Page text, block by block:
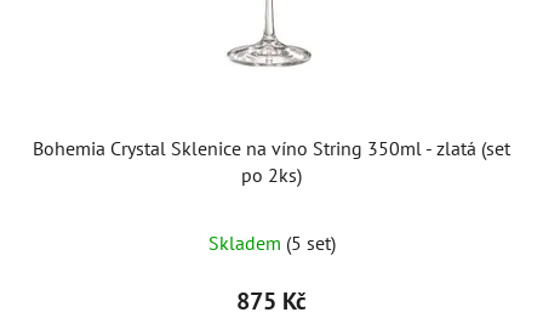
Bohemia Crystal Sklenice na víno String 350ml - zlatá (set
po 2ks)
Skladem (5 set)
875 Kč